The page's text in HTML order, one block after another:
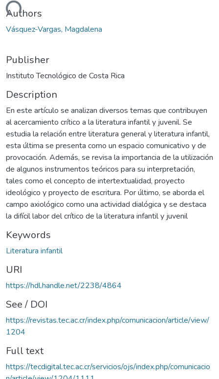
Authors
Vásquez-Vargas, Magdalena
Publisher
Instituto Tecnológico de Costa Rica
Description
En este artículo se analizan diversos temas que contribuyen
al acercamiento crítico a la literatura infantil y juvenil. Se
estudia la relación entre literatura general y literatura infantil,
esta última se presenta como un espacio comunicativo y de
provocación. Además, se revisa la importancia de la utilización
de algunos instrumentos teóricos para su interpretación,
tales como el concepto de intertextualidad, proyecto
ideológico y proyecto de escritura. Por último, se aborda el
campo axiológico como una actividad dialógica y se destaca
la difícil labor del crítico de la literatura infantil y juvenil
Keywords
Literatura infantil
URI
https://hdl.handle.net/2238/4864
See / DOI
https://revistas.tec.ac.cr/index.php/comunicacion/article/view/
1204
Full text
https://tecdigital.tec.ac.cr/servicios/ojs/index.php/comunicacio